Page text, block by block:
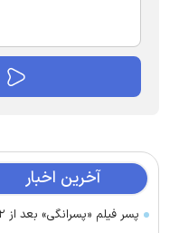
آخرین اخبار
پسر فیلم «پسرانگی» بعد از ۱۲ سال کجاست؟